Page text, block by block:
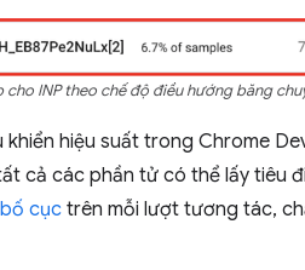
INP theo chế độ điều hướng băng
hiệu suất trong Chrome
cả các phần tử có thể lấy tiêu
cục trên mỗi lượt tương tác,